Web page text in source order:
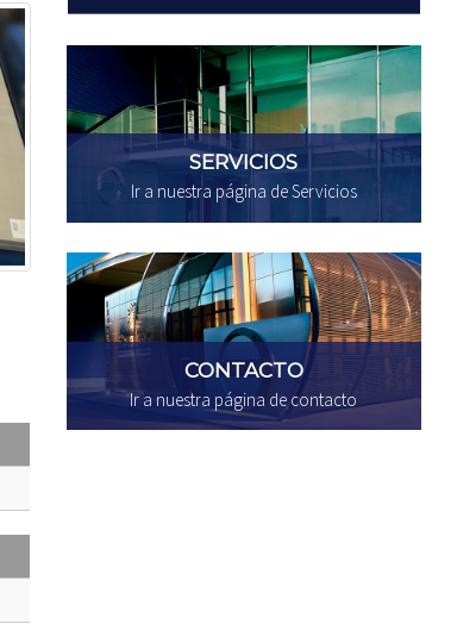
SERVICIOS
Ir a nuestra página de Servicios
CONTACTO
Ir a nuestra página de contacto